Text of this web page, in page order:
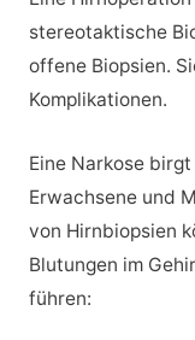
stereotaktische
offene Biopsien.
Komplikationen.
Eine Narkose
Erwachsene und
von Hirnbiopsien
Blutungen im
führen: